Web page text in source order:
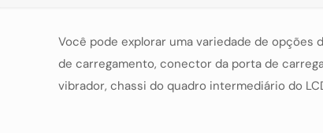
Você pode explorar uma variedade de opções
de carregamento, conector da porta de
vibrador, chassi do quadro intermediário do